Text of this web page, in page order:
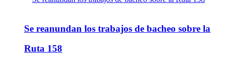
Se reanundan los trabajos de bacheo sobre la
Ruta 158